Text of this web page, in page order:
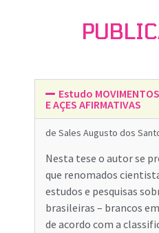
Estudo
E AÇES AFIRMATIVAS
de Sales Augusto dos
Nesta tese o autor se
que renomados
estudos e pesquisas
brasileiras – brancos
de acordo com a